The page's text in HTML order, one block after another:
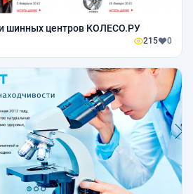
шинных центров КОЛЕСО.РУ
215 0